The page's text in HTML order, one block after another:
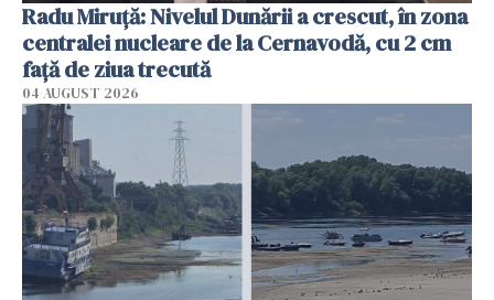
Radu Miruţă: Nivelul Dunării a crescut, în zona
centralei nucleare de la Cernavodă, cu 2 cm
faţă de ziua trecută
04 AUGUST 2026